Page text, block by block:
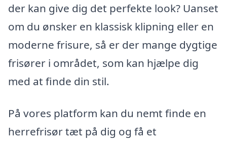
der kan give dig det perfekte look? Uanset
om du ønsker en klassisk klipning eller en
moderne frisure, så er der mange dygtige
frisører i området, som kan hjælpe dig
med at finde din stil.
På vores platform kan du nemt finde en
herrefrisør tæt på dig og få et